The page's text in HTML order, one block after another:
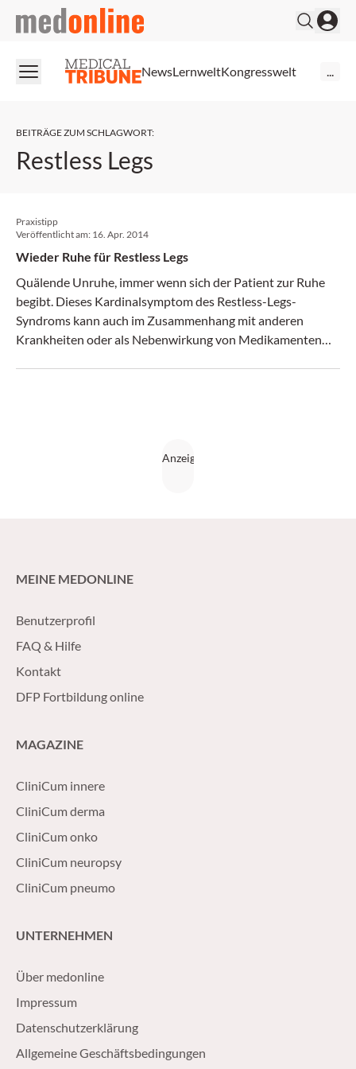
medonline
NewsLernweltKongresswelt
BEITRÄGE ZUM SCHLAGWORT:
Restless Legs
Praxistipp
Veröffentlicht am: 16. Apr. 2014
Wieder Ruhe für Restless Legs
Quälende Unruhe, immer wenn sich der Patient zur Ruhe
begibt. Dieses Kardinalsymptom des Restless-Legs-
Syndroms kann auch im Zusammenhang mit anderen
Krankheiten oder als Nebenwirkung von Medikamenten
MEINE MEDONLINE
Benutzerprofil
FAQ & Hilfe
Kontakt
DFP Fortbildung online
MAGAZINE
CliniCum innere
CliniCum derma
CliniCum onko
CliniCum neuropsy
CliniCum pneumo
UNTERNEHMEN
Über medonline
Impressum
Datenschutzerklärung
Allgemeine Geschäftsbedingungen